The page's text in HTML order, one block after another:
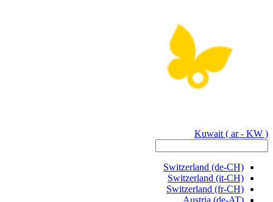
Kuwait ( ar - KW )
Switzerland (de-CH)
Switzerland (it-CH)
Switzerland (fr-CH)